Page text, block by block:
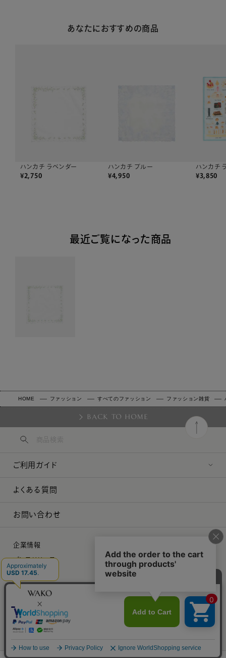
あなたにおすすめの商品
ハンカチ ラベンダー
¥2,750
ハンカチ ブルー
¥4,950
ハンカチ
¥3,850
最近ご覧になった商品
HOME ファッション すべてのファッション ファッション雑貨
BACK TO HOME
ご利用ガイド
よくある質問
お問い合わせ
企業情報
プレスリリース
採用情報
特定商取引に関する法律に基づく表示
プライバシーポリシー
©︎ 2026 WAKO Co.,Ltd.